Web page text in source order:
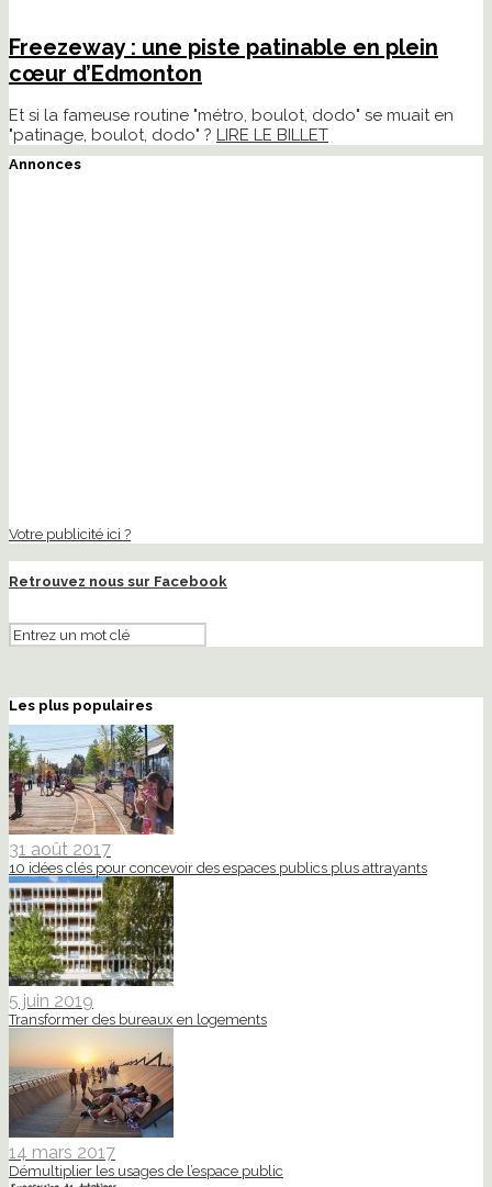
Freezeway : une piste patinable en plein
cœur d’Edmonton
Et si la fameuse routine "métro, boulot, dodo" se muait en
"patinage, boulot, dodo" ? LIRE LE BILLET
Annonces
Votre publicité ici ?
Retrouvez nous sur Facebook
Les plus populaires
31 août 2017
10 idées clés pour concevoir des espaces publics plus attrayants
5 juin 2019
Transformer des bureaux en logements
14 mars 2017
Démultiplier les usages de l’espace public